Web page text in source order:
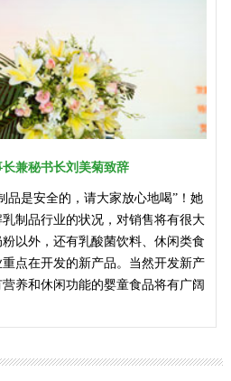
兼秘书长刘美菊致辞
品是安全的，请大家放心地喝”！她
制品行业的状况，对销售将有很大
以外，还有乳酸菌饮料、休闲类食
点在开发的新产品。当然开发新产
养和休闲功能的婴童食品将有广阔